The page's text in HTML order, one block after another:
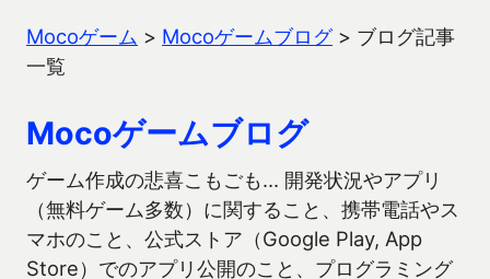
Mocoゲーム > Mocoゲームブログ> ブログ記事
一覧
Mocoゲームブログ
ゲーム作成の悲喜こもごも… 開発状況やアプリ
（無料ゲーム多数）に関すること、携帯電話やス
マホのこと、公式ストア（Google Play, App
Store）でのアプリ公開のこと、プログラミング